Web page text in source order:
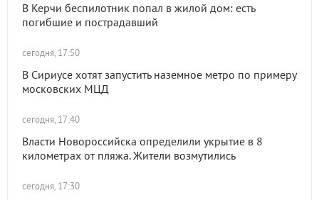
В Керчи беспилотник попал в жилой дом: есть
погибшие и пострадавший
сегодня, 17:50
В Сириусе хотят запустить наземное метро по примеру
московских МЦД
сегодня, 17:40
Власти Новороссийска определили укрытие в 8
километрах от пляжа. Жители возмутились
сегодня, 17:30